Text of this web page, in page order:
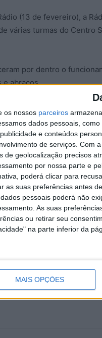
os nossos parceiros
dados pessoais,
e conteúdos
de serviços. Com
de geolocalização precisos
por nossa parte e
poderá clicar para
as suas preferências antes
pessoais poderá não
As suas
ou retirar seu
na parte inferior da
MAIS OPÇÕES
(13 de fevereiro), a
várias turmas do Centro
por dentro o
e abraços.